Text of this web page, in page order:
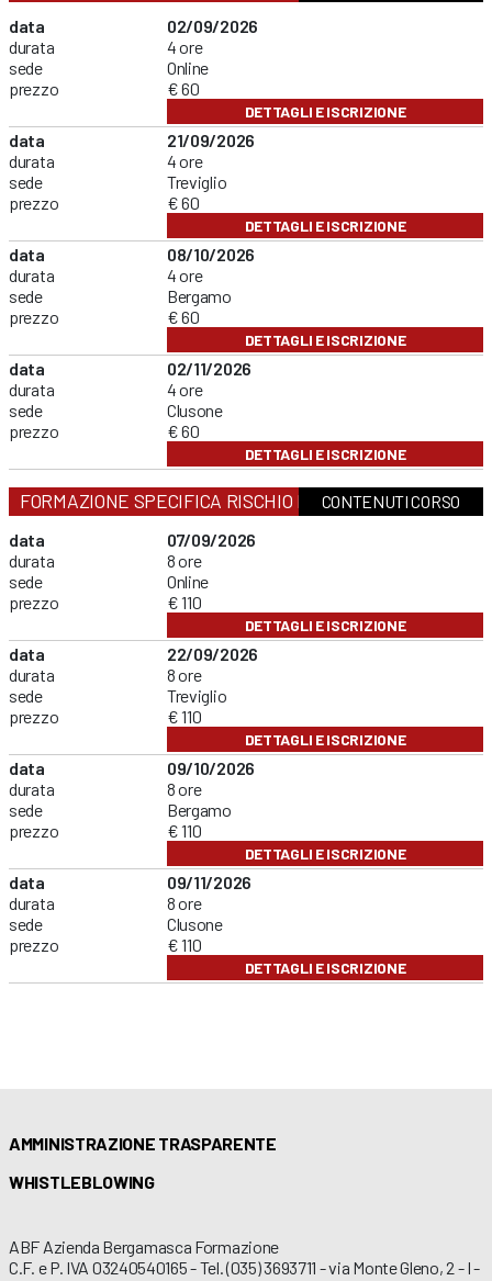
data
durata
sede
prezzo
02/09/2026
4 ore
Online
€ 60
DETTAGLI E ISCRIZIONE
data
durata
sede
prezzo
21/09/2026
4 ore
Treviglio
€ 60
DETTAGLI E ISCRIZIONE
data
durata
sede
prezzo
08/10/2026
4 ore
Bergamo
€ 60
DETTAGLI E ISCRIZIONE
data
durata
sede
prezzo
02/11/2026
4 ore
Clusone
€ 60
DETTAGLI E ISCRIZIONE
FORMAZIONE SPECIFICA RISCHIO MEDIOCONTENUTI CORSO
data
durata
sede
prezzo
07/09/2026
8 ore
Online
€ 110
DETTAGLI E ISCRIZIONE
data
durata
sede
prezzo
22/09/2026
8 ore
Treviglio
€ 110
DETTAGLI E ISCRIZIONE
data
durata
sede
prezzo
09/10/2026
8 ore
Bergamo
€ 110
DETTAGLI E ISCRIZIONE
data
durata
sede
prezzo
09/11/2026
8 ore
Clusone
€ 110
DETTAGLI E ISCRIZIONE
AMMINISTRAZIONE TRASPARENTE
WHISTLEBLOWING
ABF Azienda Bergamasca Formazione
C.F. e P. IVA 03240540165 - Tel. (035) 3693711 - via Monte Gleno, 2 - I -